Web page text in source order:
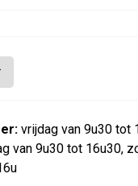
vrijdag van 9u30 tot
van 9u30 tot 16u30,